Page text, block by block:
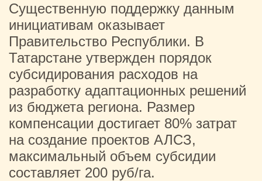
Существенную поддержку данным
инициативам оказывает
Правительство Республики. В
Татарстане утвержден порядок
субсидирования расходов на
разработку адаптационных решений
из бюджета региона. Размер
компенсации достигает 80% затрат
на создание проектов АЛСЗ,
максимальный объем субсидии
составляет 200 руб/га.